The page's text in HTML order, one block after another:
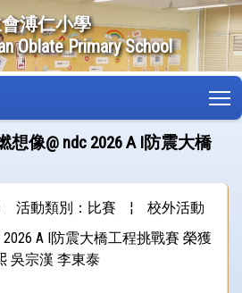
溥仁小學
Oblate Primary School
想像@ ndc 2026 A I防震大橋
活動類別：比賽 ¦
校外活動
2026 A I防震大橋工程挑戰賽 榮獲
吳宗漢 李東泰